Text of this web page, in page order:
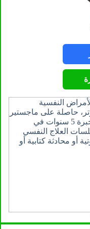
النفسية
حاصلة على ماجستير
ودبلوم في علم النفس والإرشاد ولديها خبرة 5 سنوات في
العلاج النفسي
أو محادثة كتابية أو